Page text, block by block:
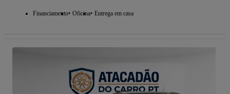
Financiamento Oficina Entrega em casa